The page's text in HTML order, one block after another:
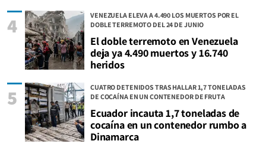
VENEZUELA ELEVA A 4.490 LOS MUERTOS POR EL
DOBLE TERREMOTO DEL 24 DE JUNIO
El doble terremoto en Venezuela
deja ya 4.490 muertos y 16.740
heridos
4
CUATRO DETENIDOS TRAS HALLAR 1,7 TONELADAS
DE COCAÍNA EN UN CONTENEDOR DE FRUTA
Ecuador incauta 1,7 toneladas de
cocaína en un contenedor rumbo a
Dinamarca
5